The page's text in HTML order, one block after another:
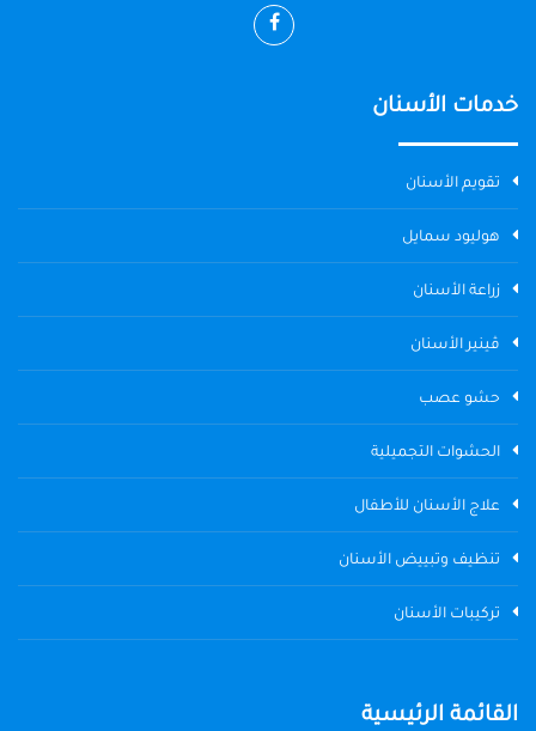
خدمات الأسنان
تقويم الأسنان
هوليود سمايل
زراعة الأسنان
ڤينير الأسنان
حشو عصب
الحشوات التجميلية
علاج الأسنان للأطفال
تنظيف وتبييض الأسنان
تركيبات الأسنان
القائمة الرئيسية